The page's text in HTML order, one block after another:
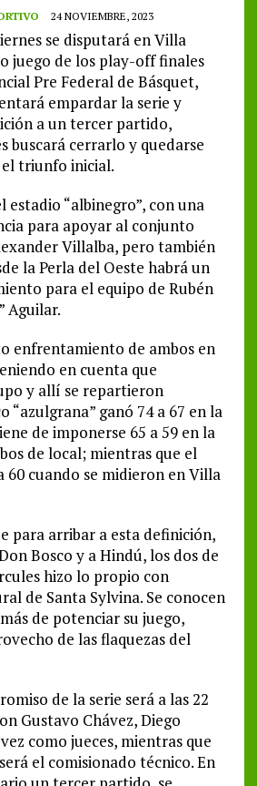
24 NOVIEMBRE, 2023
se disputará en Villa
juego de los play-off finales
Pre Federal de Básquet,
empardar la serie y
a un tercer partido,
buscará cerrarlo y quedarse
triunfo inicial.
estadio “albinegro”, con una
para apoyar al conjunto
Villalba, pero también
la Perla del Oeste habrá un
para el equipo de Rubén
Aguilar.
enfrentamiento de ambos en
en cuenta que
y allí se repartieron
“azulgrana” ganó 74 a 67 en la
de imponerse 65 a 59 en la
de local; mientras que el
60 cuando se midieron en Villa
para arribar a esta definición,
Bosco y a Hindú, los dos de
hizo lo propio con
de Santa Sylvina. Se conocen
de potenciar su juego,
de las flaquezas del
de la serie será a las 22
Gustavo Chávez, Diego
como jueces, mientras que
el comisionado técnico. En